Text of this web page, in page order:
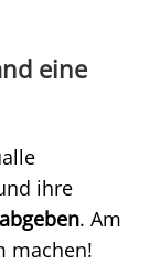
eine
ihre
. Am
machen!